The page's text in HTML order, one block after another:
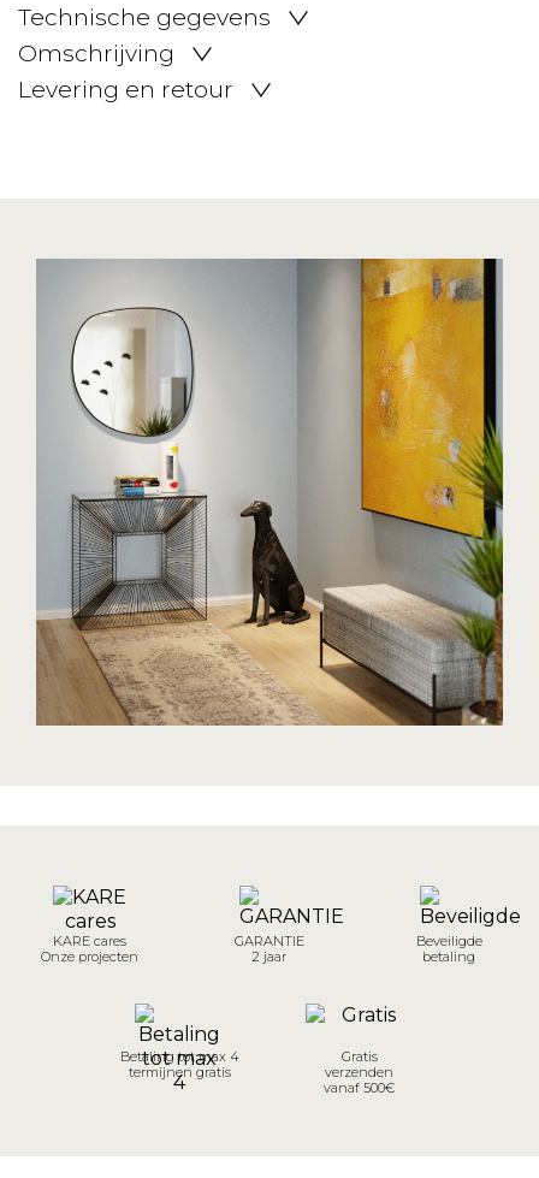
Technische gegevens
Omschrijving
Levering en retour
KARE cares
Onze projecten
GARANTIE
2 jaar
Beveiligde
betaling
Betaling tot max 4
termijnen gratis
Gratis
verzenden
vanaf 500€